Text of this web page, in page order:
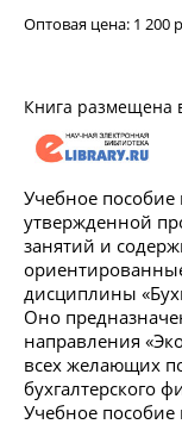
Оптовая цена: 1 200
Книга размещена
Учебное пособие
утвержденной
занятий и
дисциплины
Оно
направления
всех желающих
бухгалтерского
Учебное пособие